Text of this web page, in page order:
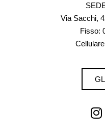
Via Sacchi,
Fisso: